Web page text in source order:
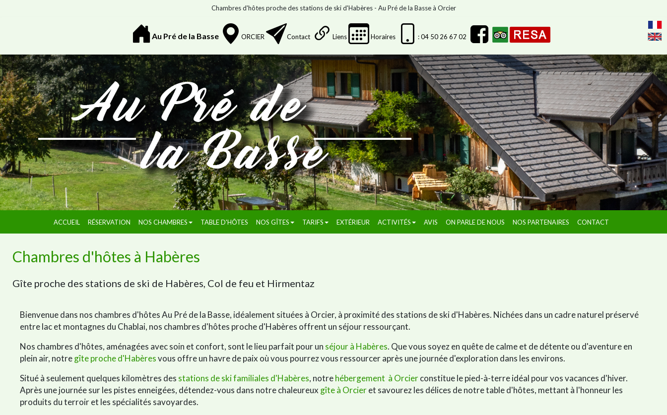
Chambres d'hôtes proche des stations de ski d'Habères - Au Pré de la Basse à Orcier
Au Pré de la Basse ORCIER Contact Liens Horaires : 04 50 26 67 02
ACCUEIL RÉSERVATION NOS CHAMBRES TABLE D'HÔTES NOS GÎTES TARIFS EXTÉRIEUR ACTIVITÉS AVIS ON PARLE DE NOUS NOS PARTENAIRES CONTACT
Chambres d'hôtes à Habères
Gîte proche des stations de ski de Habères, Col de feu et Hirmentaz
Bienvenue dans nos chambres d'hôtes Au Pré de la Basse, idéalement situées à Orcier, à proximité des stations de ski d'Habères. Nichées dans un cadre naturel préservé
entre lac et montagnes du Chablai, nos chambres d'hôtes proche d'Habères offrent un séjour ressourçant.
Nos chambres d'hôtes, aménagées avec soin et confort, sont le lieu parfait pour un séjour à Habères. Que vous soyez en quête de calme et de détente ou d'aventure en
plein air, notregîte proche d'Habèresvous offre un havre de paix où vous pourrez vous ressourcer après une journée d'exploration dans les environs.
Situé à seulement quelques kilomètres des stations de ski familiales d'Habères, notrehébergement à Orcierconstitue le pied-à-terre idéal pour vos vacances d'hiver.
Après une journée sur les pistes enneigées, détendez-vous dans notre chaleureux gîte à Orcieret savourez les délices de notre table d'hôtes, mettant à l'honneur les
produits du terroir et les spécialités savoyardes.